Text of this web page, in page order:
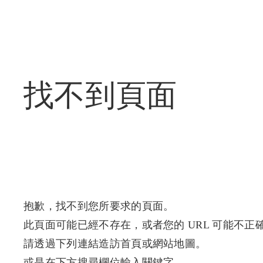
找不到頁面
抱歉，找不到您所要求的頁面。
此頁面可能已經不存在，或者您的 URL 可能不正
請透過下列連結造訪首頁或網站地圖。